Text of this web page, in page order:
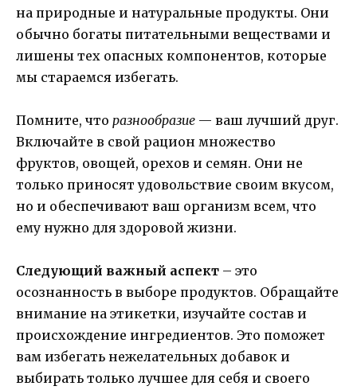
на природные и натуральные продукты. Они
обычно богаты питательными веществами и
лишены тех опасных компонентов, которые
мы стараемся избегать.
Помните, что разнообразие — ваш лучший друг.
Включайте в свой рацион множество
фруктов, овощей, орехов и семян. Они не
только приносят удовольствие своим вкусом,
но и обеспечивают ваш организм всем, что
ему нужно для здоровой жизни.
Следующий важный аспект – это
осознанность в выборе продуктов. Обращайте
внимание на этикетки, изучайте состав и
происхождение ингредиентов. Это поможет
вам избегать нежелательных добавок и
выбирать только лучшее для себя и своего